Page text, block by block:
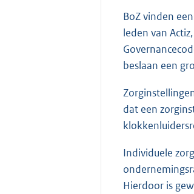
BoZ vinden
leden van
beslaan een
dat een
Individuele
Hierdoor is